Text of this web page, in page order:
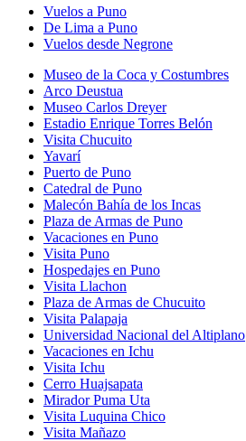
Vuelos a Puno
De Lima a Puno
Vuelos desde Negrone
Museo de la Coca y Costumbres
Arco Deustua
Museo Carlos Dreyer
Estadio Enrique Torres Belón
Visita Chucuito
Yavarí
Puerto de Puno
Catedral de Puno
Malecón Bahía de los Incas
Plaza de Armas de Puno
Vacaciones en Puno
Visita Puno
Hospedajes en Puno
Visita Llachon
Plaza de Armas de Chucuito
Visita Palapaja
Universidad Nacional del Altiplano
Vacaciones en Ichu
Visita Ichu
Cerro Huajsapata
Mirador Puma Uta
Visita Luquina Chico
Visita Mañazo